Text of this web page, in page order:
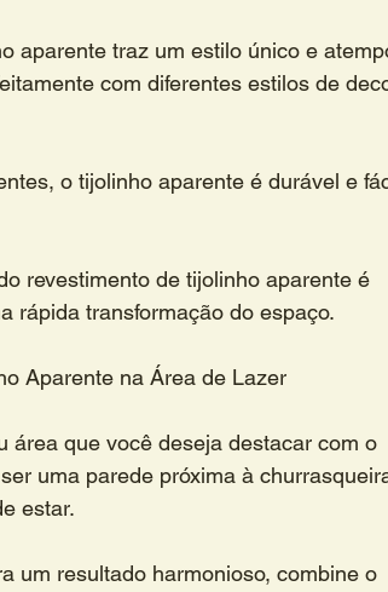
aparente traz um estilo único e
com diferentes estilos de
o tijolinho aparente é durável e
revestimento de tijolinho aparente é
rápida transformação do espaço.
Aparente na Área de Lazer
área que você deseja destacar com o
uma parede próxima à
estar.
um resultado harmonioso, combine o